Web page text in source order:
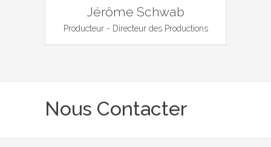
Jérôme Schwab
Producteur - Directeur des Productions
Nous Contacter